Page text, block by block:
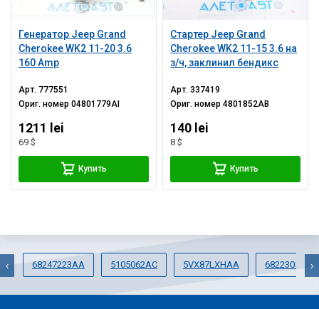
Генератор Jeep Grand
Cherokee WK2 11-20 3.6
160 Amp
Арт. 777551
Ориг. номер04801779AI
1211 lei
69 $
Купить
Стартер Jeep Grand
Cherokee WK2 11-15 3.6 на
з/ч, заклинил бендикс
Арт.337419
Ориг. номер4801852AB
140 lei
8 $
Купить
68247223AA 5105062AC 5VX87LXHAA 68223058AA
‹ ›